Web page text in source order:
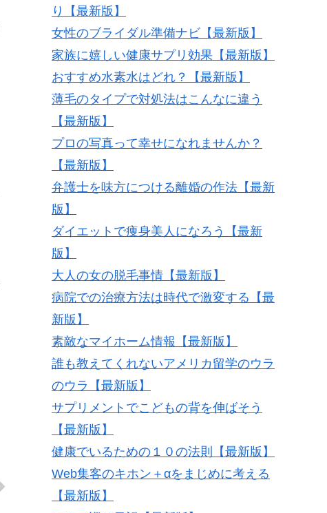
り【最新版】
女性のブライダル準備ナビ【最新版】
家族に嬉しい健康サプリ効果【最新版】
おすすめ水素水はどれ？【最新版】
薄毛のタイプで対処法はこんなに違う
【最新版】
プロの写真って幸せになれませんか？
【最新版】
弁護士を味方につける離婚の作法【最新
版】
ダイエットで痩身美人になろう【最新
版】
大人の女の脱毛事情【最新版】
病院での治療方法は時代で激変する【最
新版】
素敵なマイホーム情報【最新版】
誰も教えてくれないアメリカ留学のウラ
のウラ【最新版】
サプリメントでこどもの背を伸ばそう
【最新版】
健康でいるための１０の法則【最新版】
Web集客のキホン＋αをまじめに考える
【最新版】